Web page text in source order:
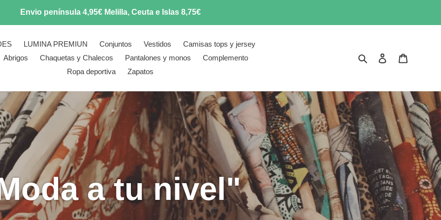
Envio península 4,95€ Melilla, Ceuta e Islas 8,75€
LUMINA PREMIUN Conjuntos Vestidos
Camisas tops y jersey
Abrigos Chaquetas y Chalecos Pantalones y monos
Complemento
Ropa deportiva
Zapatos
Buscar Ingresar
a tu nivel"